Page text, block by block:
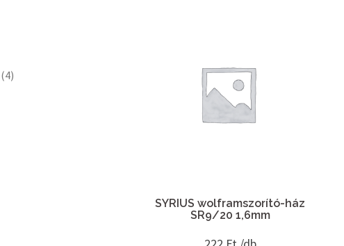
SYRIUS wolframszorító-ház
SR9/20 1,6mm
(4)